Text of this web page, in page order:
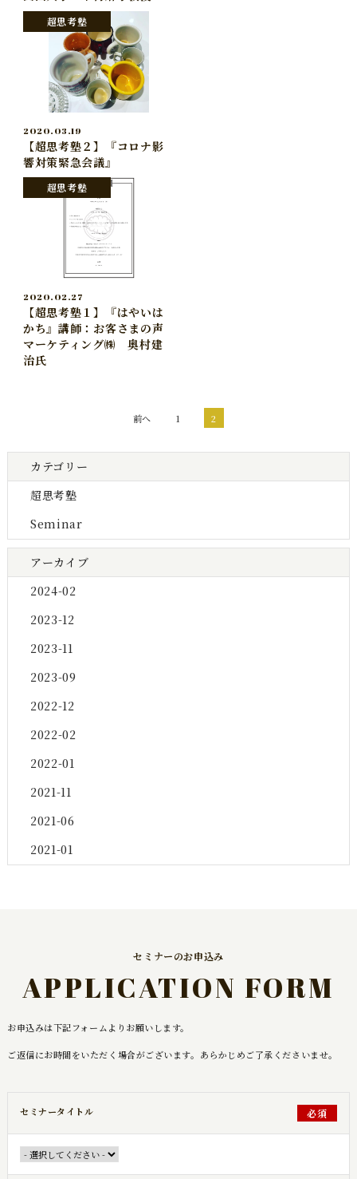
超思考塾
2020.03.19
【超思考塾２】『コロナ影
響対策緊急会議』
超思考塾
2020.02.27
【超思考塾１】『はやいは
かち』講師：お客さまの声
マーケティング㈱ 奥村建
治氏
前へ 1 2
カテゴリー
超思考塾
Seminar
アーカイブ
2024-02
2023-12
2023-11
2023-09
2022-12
2022-02
2022-01
2021-11
2021-06
2021-01
セミナーのお申込み
APPLICATION FORM
お申込みは下記フォームよりお願いします。
ご返信にお時間をいただく場合がございます。あらかじめご了承くださいませ。
セミナータイトル 必須